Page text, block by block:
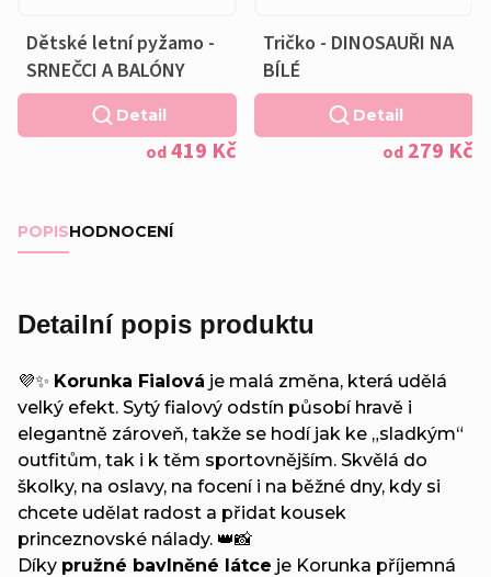
Dětské letní pyžamo -
SRNEČCI A BALÓNY
od419 Kč
Detail
Tričko - DINOSAUŘI NA
BÍLÉ
od 279 Kč
Detail
POPISHODNOCENÍ
Detailní popis produktu
💜✨ Korunka Fialová je malá změna, která udělá
velký efekt. Sytý fialový odstín působí hravě i
elegantně zároveň, takže se hodí jak ke „sladkým“
outfitům, tak i k těm sportovnějším. Skvělá do
školky, na oslavy, na focení i na běžné dny, kdy si
chcete udělat radost a přidat kousek
princeznovské nálady. 👑📸
Díky pružné bavlněné látce je Korunka příjemná